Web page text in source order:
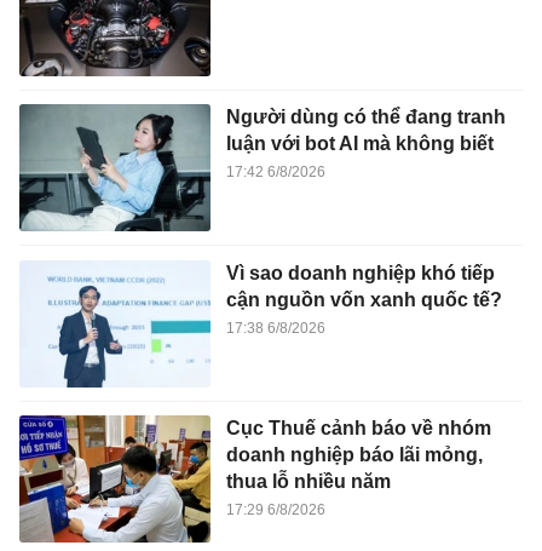
Người dùng có thể đang tranh
luận với bot AI mà không biết
17:42 6/8/2026
Vì sao doanh nghiệp khó tiếp
cận nguồn vốn xanh quốc tế?
17:38 6/8/2026
Cục Thuế cảnh báo về nhóm
doanh nghiệp báo lãi mỏng,
thua lỗ nhiều năm
17:29 6/8/2026